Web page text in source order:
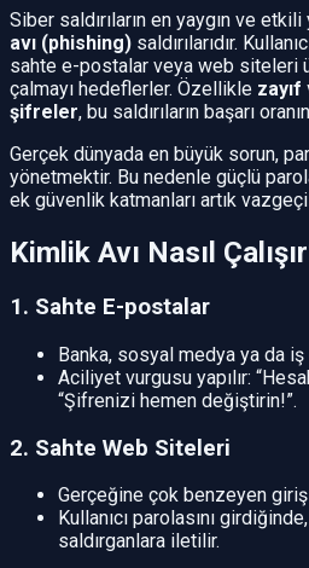
Siber saldırıların en yaygın ve
avı (phishing) saldırılarıdır.
sahte e-postalar veya web siteleri
çalmayı hedeflerler. Özellikle
şifreler, bu saldırıların başarı
Gerçek dünyada en büyük sorun,
yönetmektir. Bu nedenle güçlü
ek güvenlik katmanları artık
Kimlik Avı Nasıl
1. Sahte E-postalar
Banka, sosyal medya ya da
Aciliyet vurgusu yapılır:
“Şifrenizi hemen değiştirin!”.
2. Sahte Web Siteleri
Gerçeğine çok benzeyen giriş
Kullanıcı parolasını
saldırganlara iletilir.